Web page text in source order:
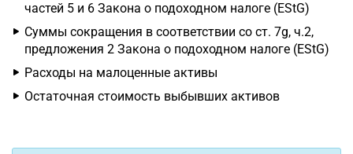
частей 5 и 6 Закона о подоходном налоге (EStG)
Суммы сокращения в соответствии со ст. 7g, ч.2,
предложения 2 Закона о подоходном налоге (EStG)
Расходы на малоценные активы
Остаточная стоимость выбывших активов